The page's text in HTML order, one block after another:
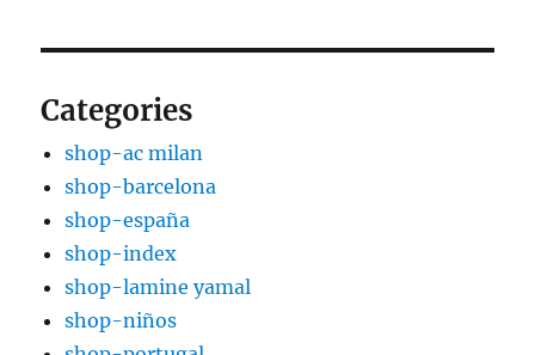
Categories
shop-ac milan
shop-barcelona
shop-españa
shop-index
shop-lamine yamal
shop-niños